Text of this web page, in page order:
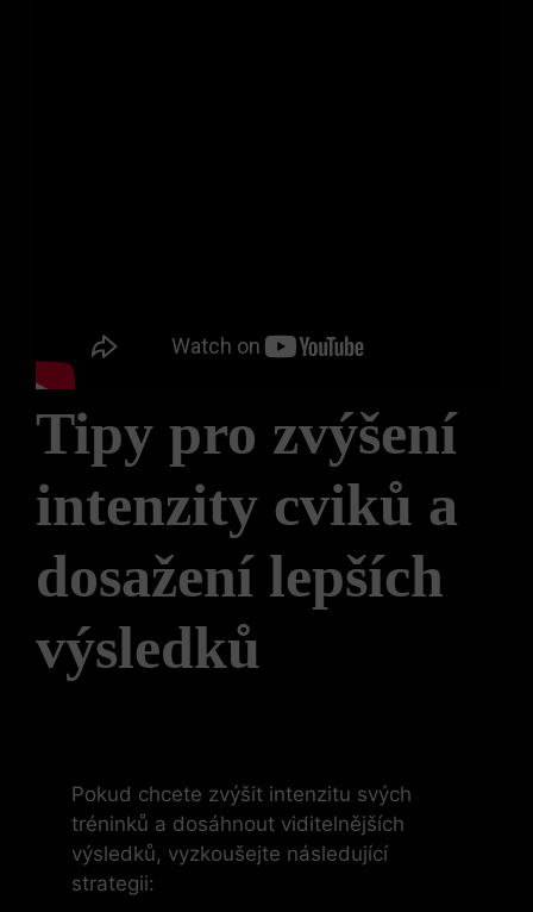
Tipy pro zvýšení
intenzity cviků a
dosažení lepších
výsledků
Pokud chcete zvýšit intenzitu svých
tréninků a dosáhnout viditelnějších
výsledků, vyzkoušejte následující
strategii: